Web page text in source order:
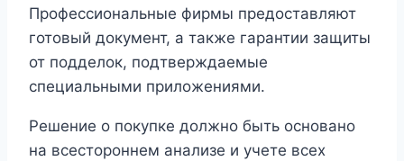
Профессиональные фирмы предоставляют
готовый документ, а также гарантии защиты
от подделок, подтверждаемые
специальными приложениями.
Решение о покупке должно быть основано
на всестороннем анализе и учете всех